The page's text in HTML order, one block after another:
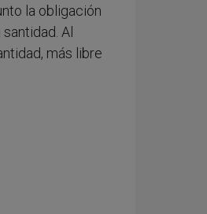
la obligación
Al
más libre